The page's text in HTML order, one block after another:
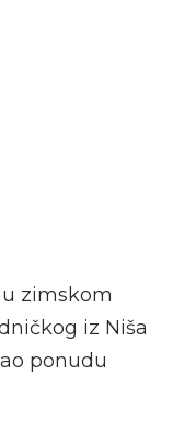
zimskom
iz Niša
ponudu